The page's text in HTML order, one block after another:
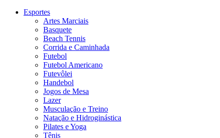
Esportes
Artes Marciais
Basquete
Beach Tennis
Corrida e Caminhada
Futebol
Futebol Americano
Futevôlei
Handebol
Jogos de Mesa
Lazer
Musculação e Treino
Natação e Hidroginástica
Pilates e Yoga
Tênis